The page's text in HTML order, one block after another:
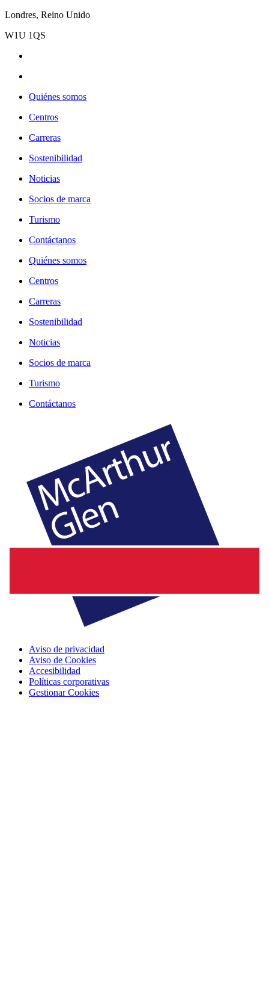
Londres, Reino Unido
W1U 1QS
Quiénes somos
Centros
Carreras
Sostenibilidad
Noticias
Socios de marca
Turismo
Contáctanos
Quiénes somos
Centros
Carreras
Sostenibilidad
Noticias
Socios de marca
Turismo
Contáctanos
Aviso de privacidad
Aviso de Cookies
Accesibilidad
Políticas corporativas
Gestionar Cookies